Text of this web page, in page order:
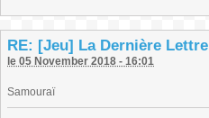
RE: [Jeu] La Dernière Lettre
le 05 November 2018 - 16:01
Samouraï